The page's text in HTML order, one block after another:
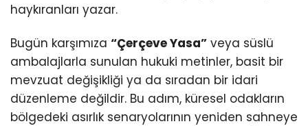
haykıranları yazar.
Bugün karşımıza “Çerçeve Yasa” veya süslü
ambalajlarla sunulan hukuki metinler, basit bir
mevzuat değişikliği ya da sıradan bir idari
düzenleme değildir. Bu adım, küresel odakların
bölgedeki asırlık senaryolarının yeniden sahneye